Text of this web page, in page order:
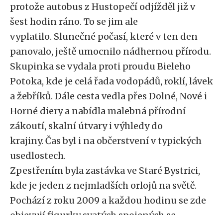
protože autobus z Hustopečí odjížděl již v
šest hodin ráno. To se jim ale
vyplatilo. Slunečné počasí, které v ten den
panovalo, ještě umocnilo nádhernou přírodu.
Skupinka se vydala proti proudu Bieleho
Potoka, kde je celá řada vodopádů, roklí, lávek
a žebříků. Dále cesta vedla přes Dolné, Nové i
Horné diery a nabídla malebná přírodní
zákoutí, skalní útvary i výhledy do
krajiny. Čas byl i na občerstvení v typických
usedlostech.
Zpestřením byla zastávka ve Staré Bystrici,
kde je jeden z nejmladších orlojů na světě.
Pochází z roku 2009 a každou hodinu se zde